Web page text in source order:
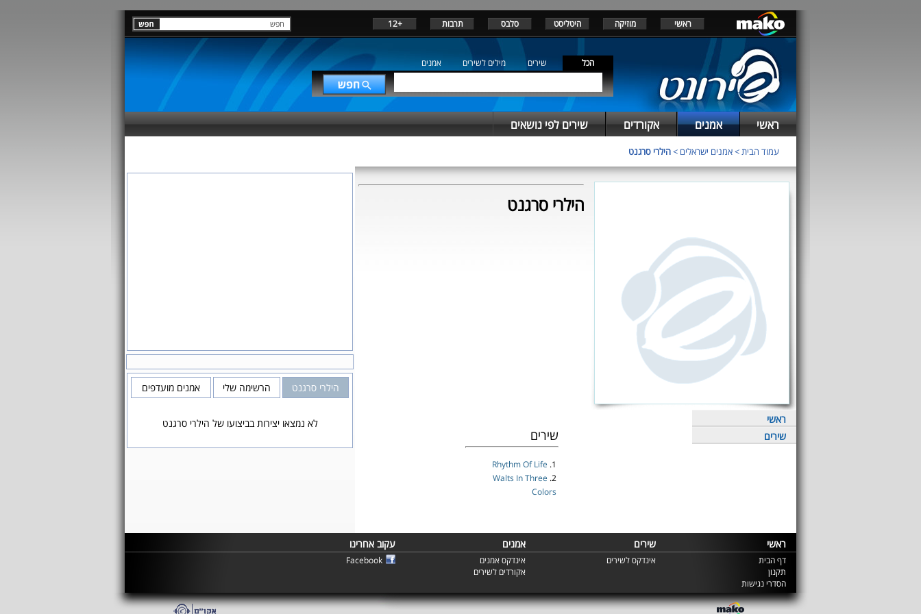
ראשי מוזיקה היטליסט סלבס תרבות +12
הכל שירים מילים לשירים אמנים
ראשי אמנים אקורדים שירים לפי נושאים
עמוד הבית>אמנים ישראלים >הילרי סרגנט
הילרי סרגנט
ראשי
שירים
שירים
1.
2.
Walts In Three
Colors
הילרי סרגנט הרשימה שלי אמנים מועדפים
לא נמצאו יצירות בביצועו של הילרי סרגנט
ראשי שירים אמנים עקוב אחרינו
דף הבית
תקנון
הסדרי נגישות
אינדקס לשירים
אינדקס אמנים
אקורדים לשירים
Facebook